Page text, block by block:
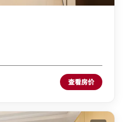
查看房价